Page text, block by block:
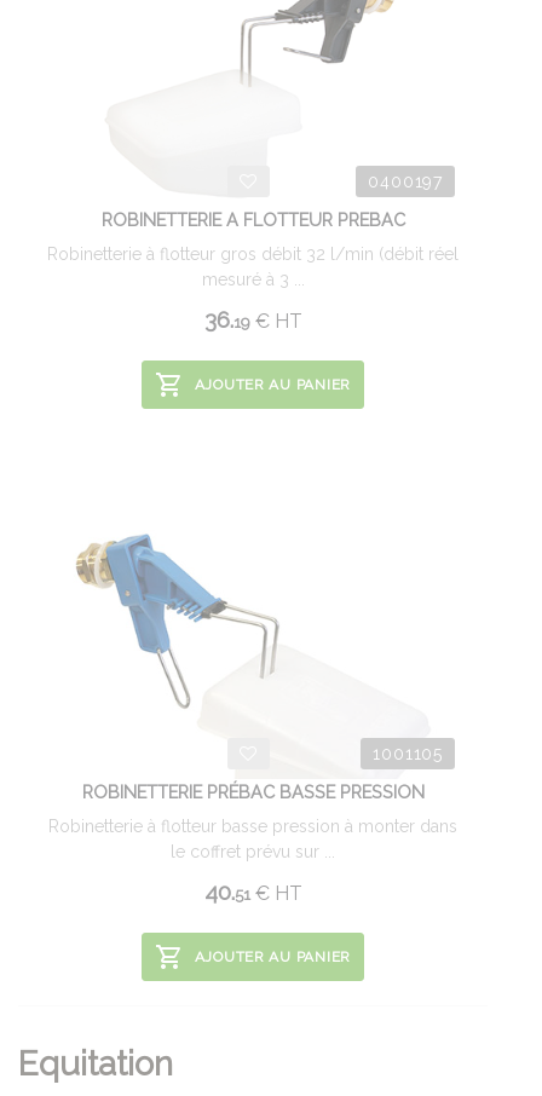
0400197
ROBINETTERIE A FLOTTEUR PREBAC
Robinetterie à flotteur gros débit 32 l/min (débit réel
mesuré à 3 ...
36.19 €HT
AJOUTER AU PANIER
1001105
ROBINETTERIE PRÉBAC BASSE PRESSION
Robinetterie à flotteur basse pression à monter dans
le coffret prévu sur ...
40.51 €HT
AJOUTER AU PANIER
Equitation